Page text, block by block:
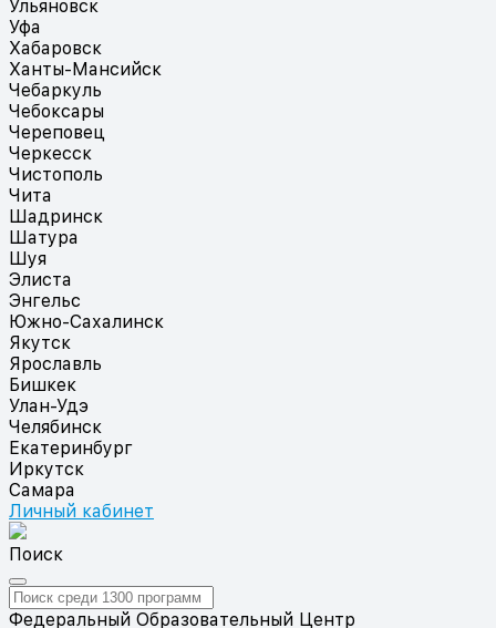
Ульяновск
Уфа
Хабаровск
Ханты-Мансийск
Чебаркуль
Чебоксары
Череповец
Черкесск
Чистополь
Чита
Шадринск
Шатура
Шуя
Элиста
Энгельс
Южно-Сахалинск
Якутск
Ярославль
Бишкек
Улан-Удэ
Челябинск
Екатеринбург
Иркутск
Самара
Личный кабинет
Поиск
Федеральный Образовательный Центр